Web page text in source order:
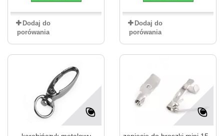
Dodaj do
porówania
Dodaj do
porówania